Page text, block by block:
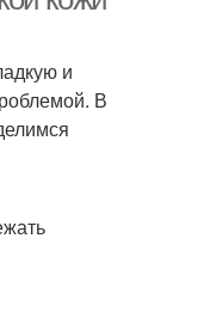
и
В